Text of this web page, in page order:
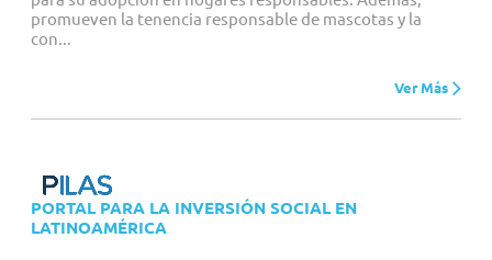
promueven la tenencia responsable de mascotas y la
con...
Ver Más
PORTAL PARA LA INVERSIÓN SOCIAL EN
LATINOAMÉRICA